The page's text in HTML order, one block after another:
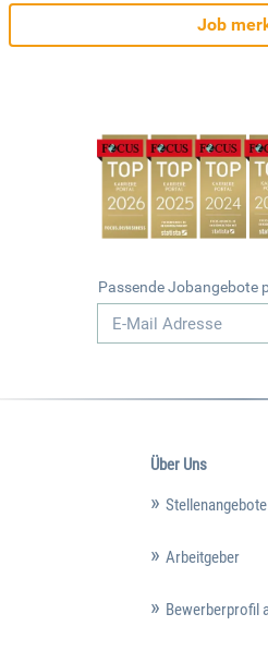
Job
Passende Jobangebote
Über Uns
Arbeitgeber
Bewerberprofil